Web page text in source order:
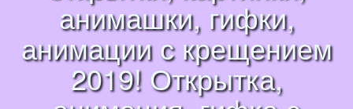
анимашки, гифки,
анимации с крещением
2019! Открытка,